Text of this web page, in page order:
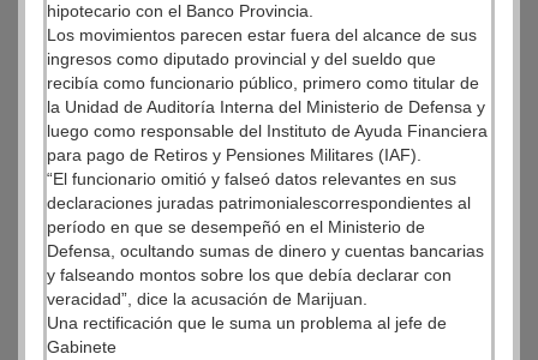
hipotecario con el Banco Provincia.
Los movimientos parecen estar fuera del alcance de sus
ingresos como diputado provincial y del sueldo que
recibía como funcionario público, primero como titular de
la Unidad de Auditoría Interna del Ministerio de Defensa y
luego como responsable del Instituto de Ayuda Financiera
para pago de Retiros y Pensiones Militares (IAF).
“El funcionario omitió y falseó datos relevantes en sus
declaraciones juradas patrimonialescorrespondientes al
período en que se desempeñó en el Ministerio de
Defensa, ocultando sumas de dinero y cuentas bancarias
y falseando montos sobre los que debía declarar con
veracidad”, dice la acusación de Marijuan.
Una rectificación que le suma un problema al jefe de
Gabinete